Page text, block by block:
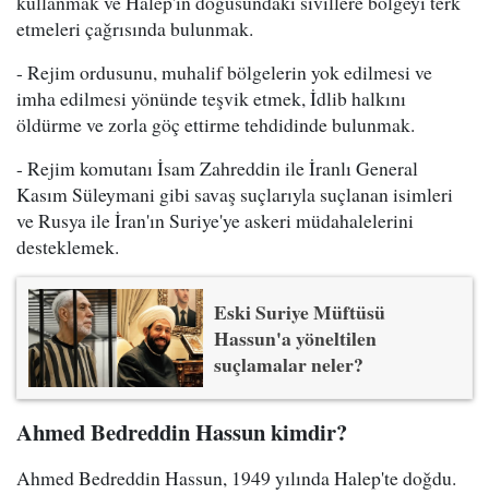
etmeleri çağrısında bulunmak.
- Rejim ordusunu, muhalif bölgelerin yok edilmesi ve
imha edilmesi yönünde teşvik etmek, İdlib halkını
öldürme ve zorla göç ettirme tehdidinde bulunmak.
- Rejim komutanı İsam Zahreddin ile İranlı General
Kasım Süleymani gibi savaş suçlarıyla suçlanan isimleri
ve Rusya ile İran'ın Suriye'ye askeri müdahalelerini
desteklemek.
Eski Suriye Müftüsü
Hassun'a yöneltilen
suçlamalar neler?
Ahmed Bedreddin Hassun kimdir?
Ahmed Bedreddin Hassun, 1949 yılında Halep'te doğdu.